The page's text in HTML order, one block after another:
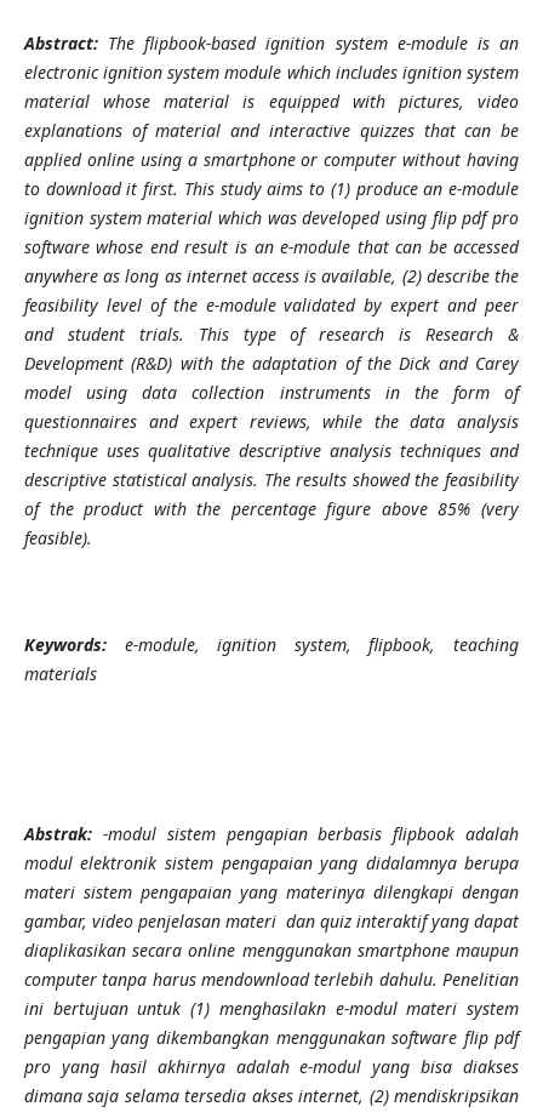
Abstract: The flipbook-based ignition system e-module is an
electronic ignition system module which includes ignition system
material whose material is equipped with pictures, video
explanations of material and interactive quizzes that can be
applied online using a smartphone or computer without having
to download it first. This study aims to (1) produce an e-module
ignition system material which was developed using flip pdf pro
software whose end result is an e-module that can be accessed
anywhere as long as internet access is available, (2) describe the
feasibility level of the e-module validated by expert and peer
and student trials. This type of research is Research &
Development (R&D) with the adaptation of the Dick and Carey
model using data collection instruments in the form of
questionnaires and expert reviews, while the data analysis
technique uses qualitative descriptive analysis techniques and
descriptive statistical analysis. The results showed the feasibility
of the product with the percentage figure above 85% (very
feasible).
Keywords:
e-module, ignition system, flipbook, teaching
materials
Abstrak: -modul sistem pengapian berbasis flipbook adalah
modul elektronik sistem pengapaian yang didalamnya berupa
materi sistem pengapaian yang materinya dilengkapi dengan
gambar, video penjelasan materi dan quiz interaktif yang dapat
diaplikasikan secara online menggunakan smartphone maupun
computer tanpa harus mendownload terlebih dahulu.Penelitian
ini bertujuan untuk (1) menghasilakn e-modul materi system
pengapian yang dikembangkan menggunakan software flip pdf
pro yang hasil akhirnya adalah e-modul yang bisa diakses
dimana saja selama tersedia akses internet, (2) mendiskripsikan